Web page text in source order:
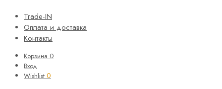
Trade-IN
Оплата и доставка
Контакты
Корзина 0
Вход
Wishlist 0